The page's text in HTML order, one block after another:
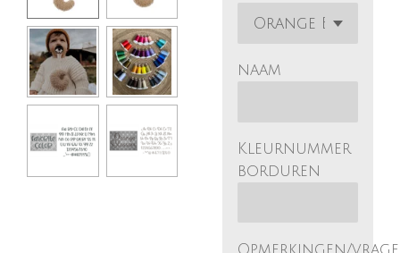
naam
Kleurnummer
borduren